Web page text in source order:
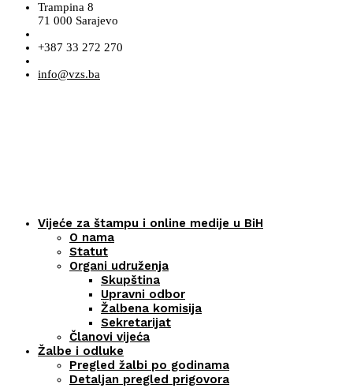
Trampina 8
71 000 Sarajevo
+387 33 272 270
info@vzs.ba
Vijeće za štampu i online medije u BiH
O nama
Statut
Organi udruženja
Skupština
Upravni odbor
Žalbena komisija
Sekretarijat
Članovi vijeća
Žalbe i odluke
Pregled žalbi po godinama
Detaljan pregled prigovora